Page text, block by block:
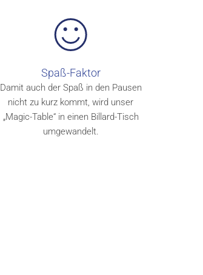
Spaß-Faktor
Damit auch der Spaß in den Pausen
nicht zu kurz kommt, wird unser
„Magic-Table“ in einen Billard-Tisch
umgewandelt.